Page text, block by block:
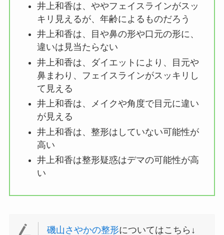
井上和香は、ややフェイスラインがスッ
キリ見えるが、年齢によるものだろう
井上和香は、目や鼻の形や口元の形に、
違いは見当たらない
井上和香は、ダイエットにより、目元や
鼻まわり、フェイスラインがスッキリし
て見える
井上和香は、メイクや角度で目元に違い
が見える
井上和香は、整形はしていない可能性が
高い
井上和香は整形疑惑はデマの可能性が高
い
磯山さやかの整形についてはこちら↓